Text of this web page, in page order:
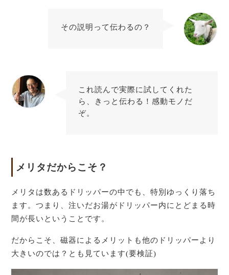
その説明って伝わるの？
これ読んで実際に試してくれた
ら、きっと伝わる！感動モノだ
ぞ。
メリタだからこそ？
メリタは数あるドリッパーの中でも、特別ゆっくり落ち
ます。つまり、注いだお湯がドリッパー内にとどまる時
間が長いということです。
だからこそ、磁器によるメリットも他のドリッパーより
大きいのでは？とも見ています(要検証)